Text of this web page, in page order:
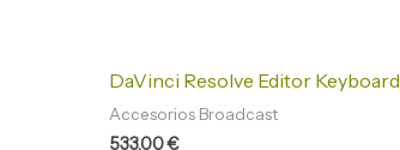
DaVinci Resolve Editor Keyboard
Accesorios Broadcast
533,00€